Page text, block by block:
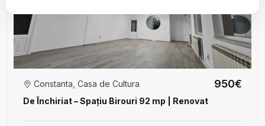
De Închiriat – Spațiu Birouri 92 mp | Renovat
Constanta, Casa de Cultura 950€